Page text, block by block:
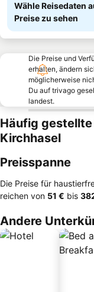
Wähle Reisedaten
Preise zu sehen
Die Preise und
erhalten, ändern
möglicherweise
Du auf trivago
landest.
Häufig
Kirchhasel
Preisspanne
Die Preise für
reichen von ‎51 € bis
Andere